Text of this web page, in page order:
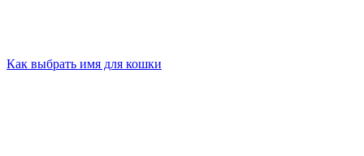
Как выбрать имя для кошки